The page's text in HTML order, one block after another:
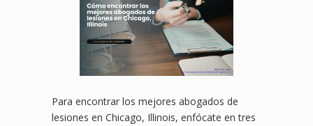
Para encontrar los mejores abogados de
lesiones en Chicago, Illinois, enfócate en tres